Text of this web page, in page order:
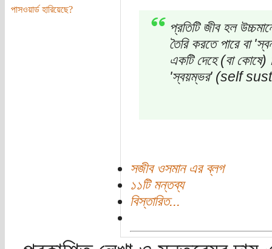
পাসওয়ার্ড হারিয়েছে?
প্রতিটি জীব হল
তৈরি করতে পারে বা
একটি দেহে (বা কোষে)
'স্বয়ম্ভর' (self
সজীব ওসমান এর ব্লগ
১১টি মন্তব্য
বিস্তারিত...